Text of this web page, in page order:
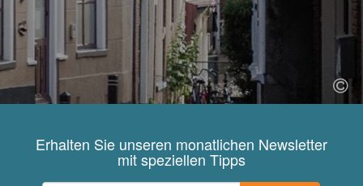
Erhalten Sie unseren monatlichen Newsletter
mit speziellen Tipps